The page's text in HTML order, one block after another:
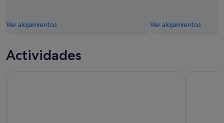
Ver alojamientos Ver alojamientos
Actividades